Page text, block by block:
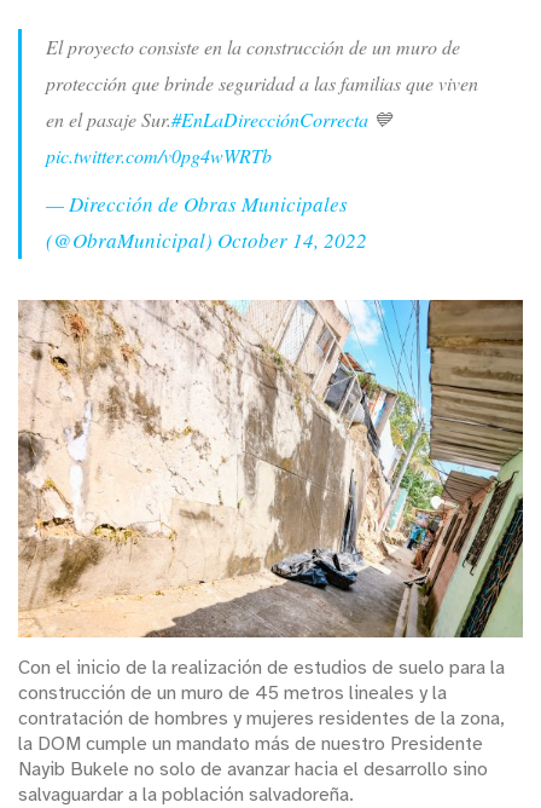
El proyecto consiste en la construcción de un muro de
protección que brinde seguridad a las familias que viven
en el pasaje Sur.#EnLaDirecciónCorrecta 💙
pic.twitter.com/v0pg4wWRTb
— Dirección de Obras Municipales
(@ObraMunicipal) October 14, 2022
Con el inicio de la realización de estudios de suelo para la
construcción de un muro de 45 metros lineales y la
contratación de hombres y mujeres residentes de la zona,
la DOM cumple un mandato más de nuestro Presidente
Nayib Bukele no solo de avanzar hacia el desarrollo sino
salvaguardar a la población salvadoreña.